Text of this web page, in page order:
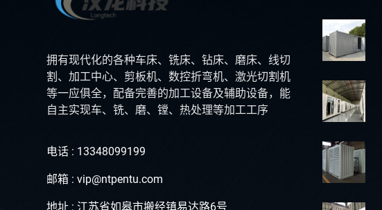
拥有现代化的各种车床、铣床、钻床、磨床、线切
割、加工中心、剪板机、数控折弯机、激光切割机
等一应俱全，配备完善的加工设备及辅助设备，能
自主实现车、铣、磨、镗、热处理等加工工序
电话 : 13348099199
邮箱 : vip@ntpentu.com
地址 : 江苏省如皋市搬经镇易达路6号